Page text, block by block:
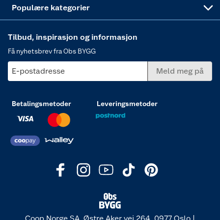
Populære kategorier
Tilbud, inspirasjon og informasjon
Få nyhetsbrev fra Obs BYGG
E-postadresse Meld meg på
Betalingsmetoder Leveringsmetoder